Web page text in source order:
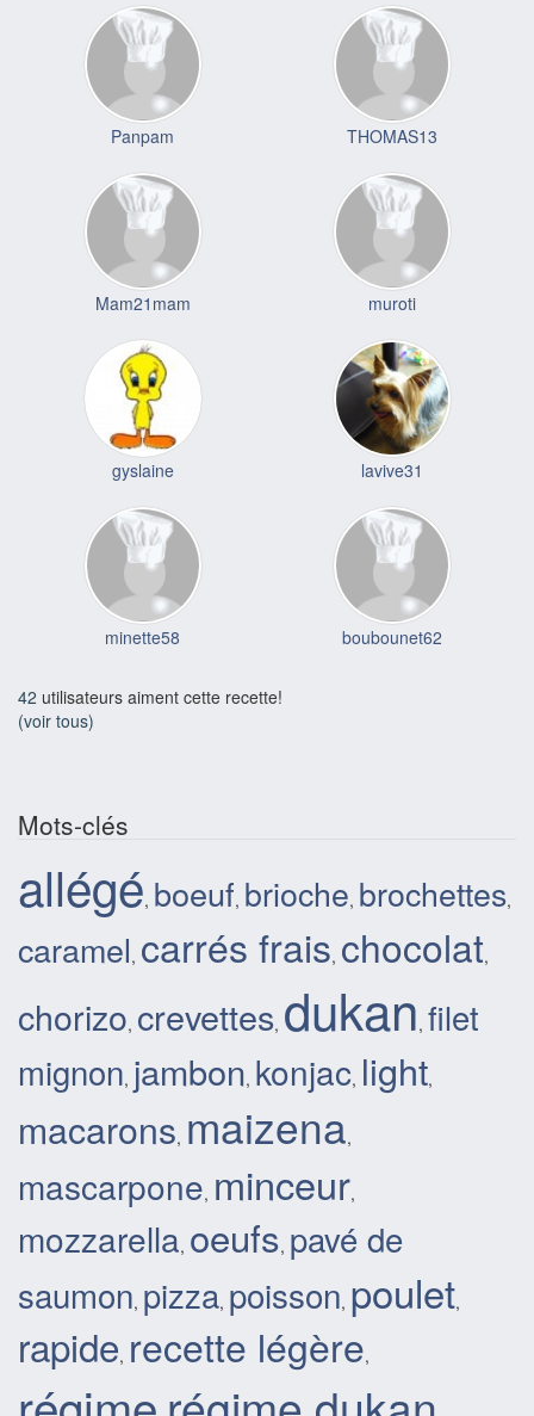
Panpam THOMAS13
Mam21mam muroti
gyslaine lavive31
minette58 boubounet62
42 utilisateurs aiment cette recette!
(voir tous)
Mots-clés
allégé, boeuf, brioche, brochettes,
caramel, carrés frais, chocolat,
chorizo, crevettes, dukan, filet
mignon, jambon, konjac, light,
macarons, maizena,
mascarpone, minceur,
mozzarella, oeufs, pavé de
saumon, pizza, poisson, poulet,
rapide, recette légère,